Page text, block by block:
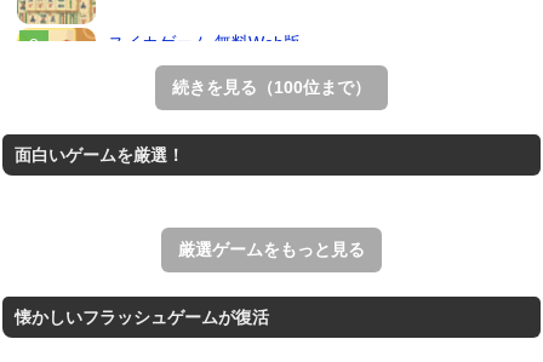
スイカゲーム 無料Web版
スイカゲームをスクラッチで再現した無料Web版。
王国を構築していく放置系のシミュレーションゲーム。
すべての矢印を画面外へ導くパズルゲーム。
続きを見る（100位まで）
面白いゲームを厳選！
厳選ゲームをもっと見る
懐かしいフラッシュゲームが復活